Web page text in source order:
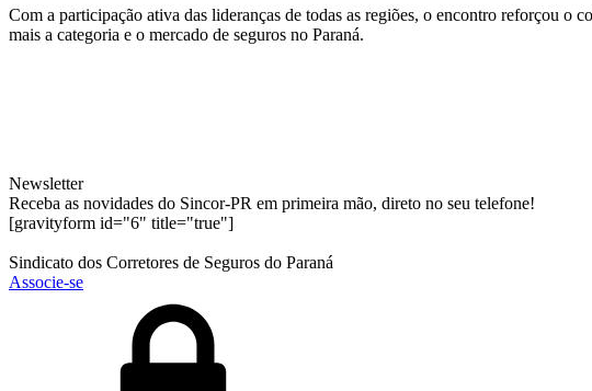
Com a participação ativa das lideranças de todas as regiões, o encontro reforçou o
mais a categoria e o mercado de seguros no Paraná.
Newsletter
Receba as novidades do Sincor-PR em primeira mão, direto no seu telefone!
[gravityform id="6" title="true"]
Sindicato dos Corretores de Seguros do Paraná
Associe-se